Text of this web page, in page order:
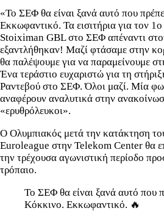
«Το ΣΕΦ θα είναι ξανά αυτό που
Εκκωφαντικό. Τα εισιτήρια για τον
Stoiximan GBL στο ΣΕΦ απέναντι
εξαντλήθηκαν! Μαζί φτάσαμε στην
θα παλέψουμε για να παραμείνουμε
Ένα τεράστιο ευχαριστώ για τη
Ραντεβού στο ΣΕΦ. Όλοι μαζί. Μία
αναφέρουν αναλυτικά στην
«ερυθρόλευκοι».
Ο Ολυμπιακός μετά την κατάκτηση
Euroleague στην Telekom Center θα
την τρέχουσα αγωνιστική περίοδο
τρόπαιο.
Το ΣΕΦ θα είναι ξανά αυτό που
Κόκκινο. Εκκωφαντικό. 🔥